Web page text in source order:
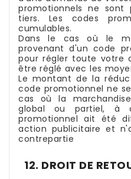
promotionnels ne sont
tiers. Les codes
cumulables.
Dans le cas où le
provenant d'un code
pour régler toute votre
être réglé avec les
Le montant de la
code promotionnel ne
cas où la
global ou partiel, à
promotionnel ait été
action publicitaire et
contrepartie
12. DROIT DE